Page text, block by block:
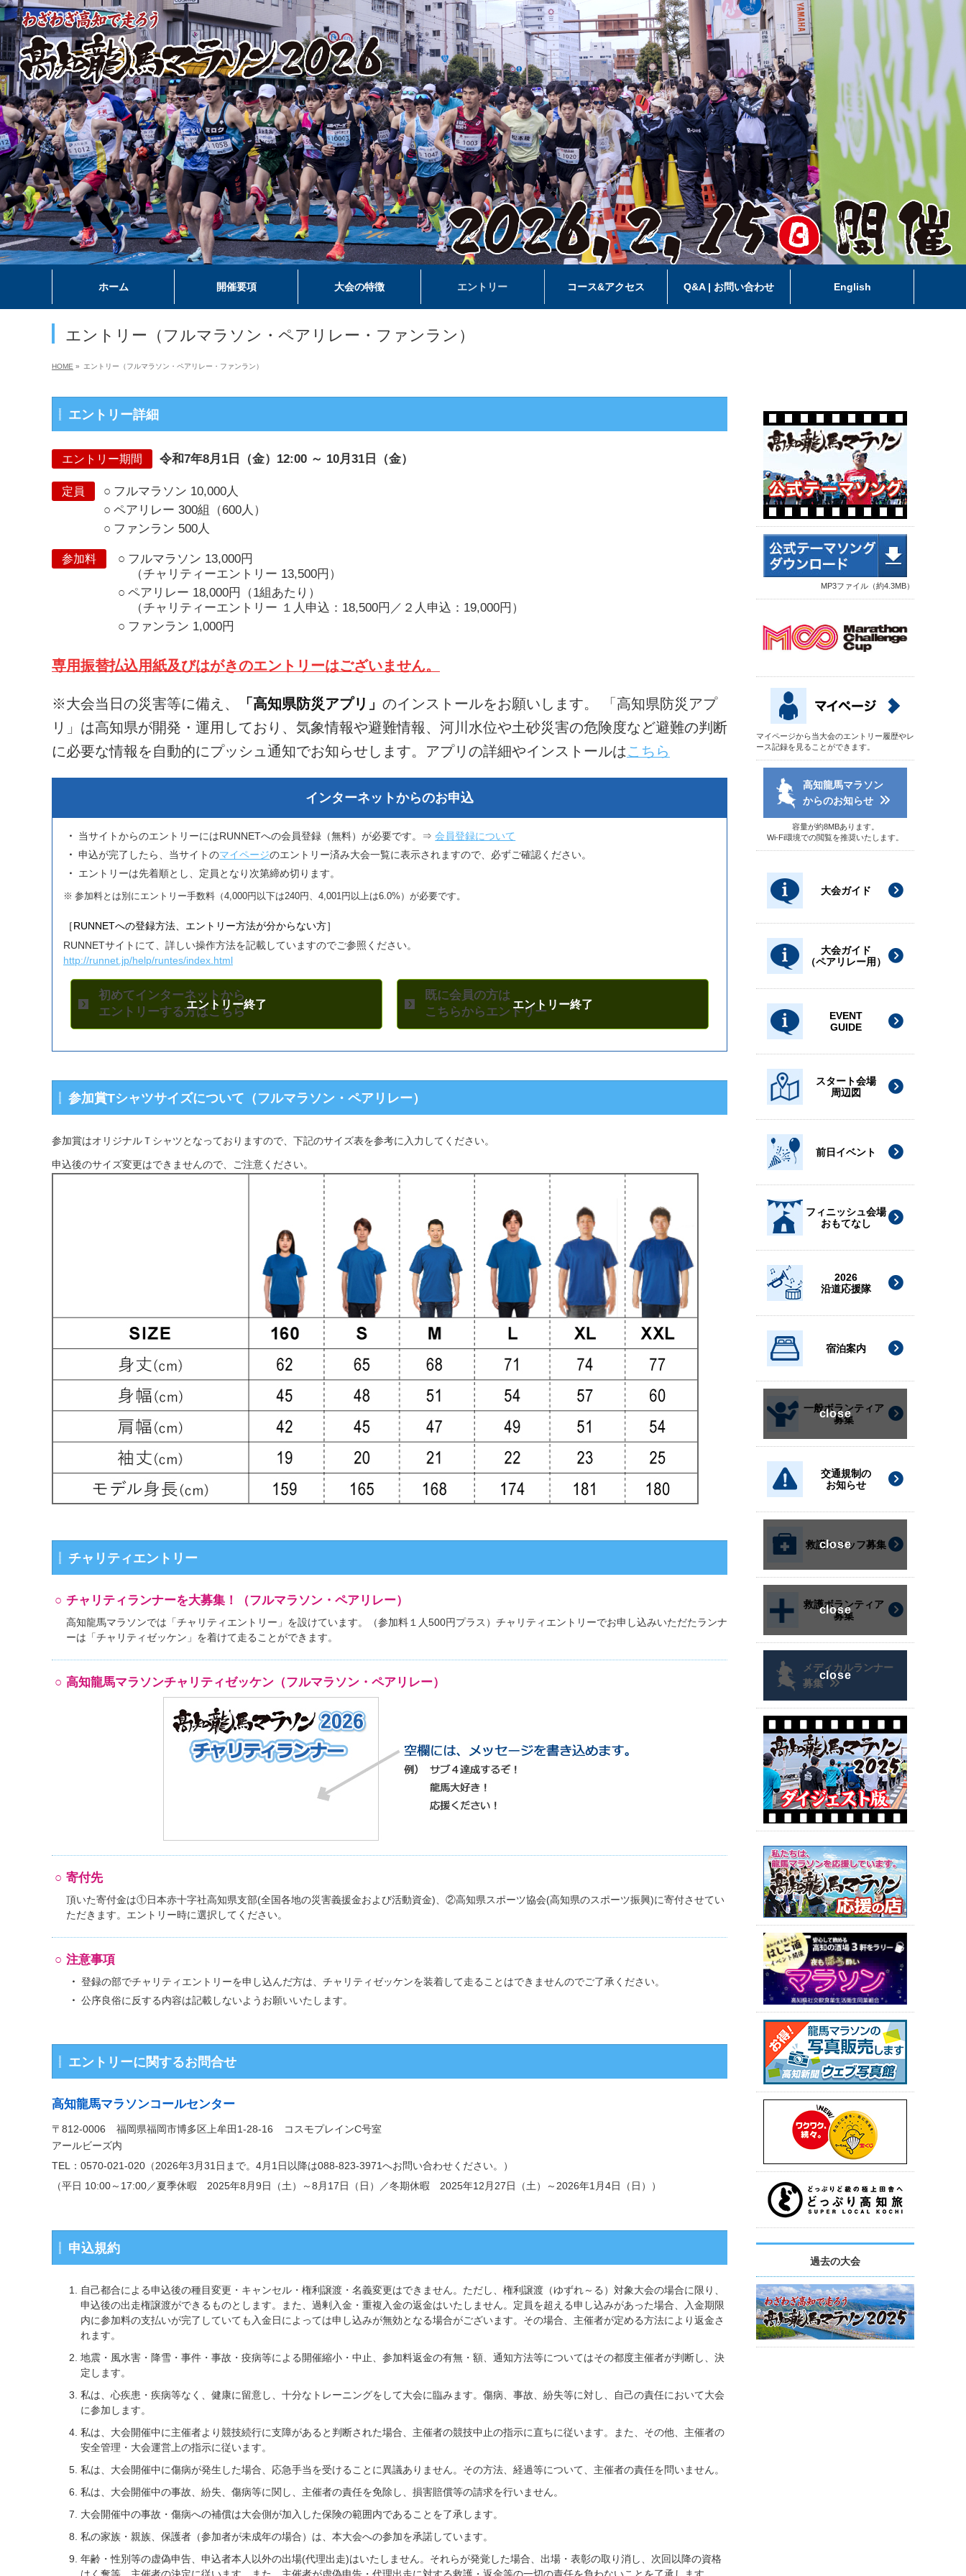
ホーム 開催要項 大会の特徴 エントリー コース&アクセス Q&A | お問い合わせ English
エントリー（フルマラソン・ペアリレー・ファンラン）
HOME » エントリー（フルマラソン・ペアリレー・ファンラン）
エントリー詳細
エントリー期間 令和7年8月1日（金）12:00 ～ 10月31日（金）
定員
フルマラソン 10,000人
ペアリレー 300組（600人）
ファンラン 500人
参加料
フルマラソン 13,000円
（チャリティーエントリー 13,500円）
ペアリレー 18,000円（1組あたり）
（チャリティーエントリー １人申込：18,500円／２人申込：19,000円）
ファンラン 1,000円
専用振替払込用紙及びはがきのエントリーはございません。
※大会当日の災害等に備え、 「高知県防災アプリ」 のインストールをお願いします。 「高知県防災アプ
リ」は高知県が開発・運用しており、気象情報や避難情報、河川水位や土砂災害の危険度など避難の判断
に必要な情報を自動的にプッシュ通知でお知らせします。アプリの詳細やインストールはこちら
インターネットからのお申込
当サイトからのエントリーにはRUNNETへの会員登録（無料）が必要です。⇒会員登録について
申込が完了したら、当サイトのマイページのエントリー済み大会一覧に表示されますので、必ずご確認ください。
エントリーは先着順とし、定員となり次第締め切ります。
参加料とは別にエントリー手数料（4,000円以下は240円、4,001円以上は6.0%）が必要です。
［RUNNETへの登録方法、エントリー方法が分からない方］
RUNNETサイトにて、詳しい操作方法を記載していますのでご参照ください。
http://runnet.jp/help/runtes/index.html
初めてインターネットから
エントリーする方はこちら
既に会員の方は
こちらからエントリー
参加賞Tシャツサイズについて（フルマラソン・ペアリレー）
参加賞はオリジナルＴシャツとなっておりますので、下記のサイズ表を参考に入力してください。
申込後のサイズ変更はできませんので、ご注意ください。
チャリティエントリー
チャリティランナーを大募集！（フルマラソン・ペアリレー）
高知龍馬マラソンでは「チャリティエントリー」を設けています。（参加料１人500円プラス）チャリティエントリーでお申し込みいただたランナ
ーは「チャリティゼッケン」を着けて走ることができます。
高知龍馬マラソンチャリティゼッケン（フルマラソン・ペアリレー）
寄付先
頂いた寄付金は①日本赤十字社高知県支部(全国各地の災害義援金および活動資金)、②高知県スポーツ協会(高知県のスポーツ振興)に寄付させてい
ただきます。エントリー時に選択してください。
注意事項
登録の部でチャリティエントリーを申し込んだ方は、チャリティゼッケンを装着して走ることはできませんのでご了承ください。
公序良俗に反する内容は記載しないようお願いいたします。
エントリーに関するお問合せ
高知龍馬マラソンコールセンター
〒812-0006 福岡県福岡市博多区上牟田 1-28-16
コスモプレインC号室
アールビーズ内
TEL：0570-021-020（2026年3月31日まで。4月1日以降は088-823-3971へお問い合わせください。）
（平日 10:00～17:00／夏季休暇 2025年8月9日（土）～8月17日（日）／冬期休暇 2025年12月27日（土）～2026年1月4日（日））
申込規約
自己都合による申込後の種目変更・キャンセル・権利譲渡・名義変更はできません。ただし、権利譲渡（ゆずれ～る）対象大会の場合に限り、
申込後の出走権譲渡ができるものとします。また、過剰入金・重複入金の返金はいたしません。定員を超える申し込みがあった場合、入金期限
内に参加料の支払いが完了していても入金日によっては申し込みが無効となる場合がございます。その場合、主催者が定める方法により返金さ
れます。
地震・風水害・降雪・事件・事故・疫病等による開催縮小・中止、参加料返金の有無・額、通知方法等についてはその都度主催者が判断し、決
定します。
私は、心疾患・疾病等なく、健康に留意し、十分なトレーニングをして大会に臨みます。傷病、事故、紛失等に対し、自己の責任において大会
に参加します。
私は、大会開催中に主催者より競技続行に支障があると判断された場合、主催者の競技中止の指示に直ちに従います。また、その他、主催者の
安全管理・大会運営上の指示に従います。
私は、大会開催中に傷病が発生した場合、応急手当を受けることに異議ありません。その方法、経過等について、主催者の責任を問いません。
私は、大会開催中の事故、紛失、傷病等に関し、主催者の責任を免除し、損害賠償等の請求を行いません。
大会開催中の事故・傷病への補償は大会側が加入した保険の範囲内であることを了承します。
私の家族・親族、保護者（参加者が未成年の場合）は、本大会への参加を承諾しています。
年齢・性別等の虚偽申告、申込者本人以外の出場(代理出走)はいたしません。それらが発覚した場合、出場・表彰の取り消し、次回以降の資格
MP3ファイル（約4.3MB）
マイページから当大会のエントリー履歴やレ
ース記録を見ることができます。
高知龍馬マラソン
からのお知らせ
容量が約8MBあります。
Wi-Fi環境での閲覧を推奨いたします。
大会ガイド
大会ガイド
（ペアリレー用）
EVENT
GUIDE
スタート会場
周辺図
前日イベント
フィニッシュ会場
おもてなし
2026
沿道応援隊
宿泊案内
一般ボランティア
募集
交通規制の
お知らせ
救護スタッフ募集
救護ボランティア
募集
メディカルランナー
募集
過去の大会